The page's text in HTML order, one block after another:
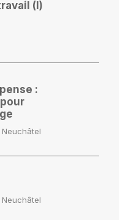
(I)
:
Neuchâtel
Neuchâtel